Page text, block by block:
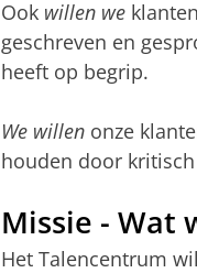
Ook willen we
geschreven en
heeft op begrip.
We willen onze
houden door
Missie - Wat
Het Talencentrum